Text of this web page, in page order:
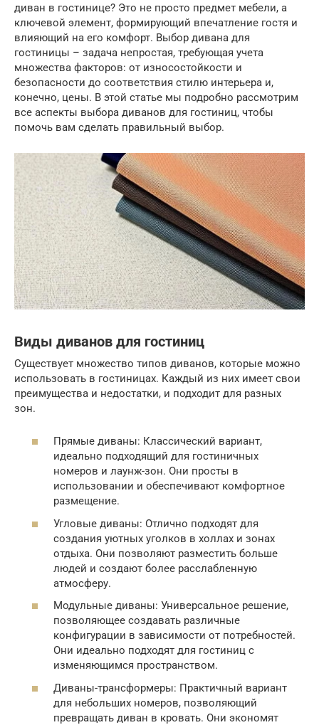
диван в гостинице? Это не просто предмет мебели, а
ключевой элемент, формирующий впечатление гостя и
влияющий на его комфорт. Выбор дивана для
гостиницы – задача непростая, требующая учета
множества факторов: от износостойкости и
безопасности до соответствия стилю интерьера и,
конечно, цены. В этой статье мы подробно рассмотрим
все аспекты выбора диванов для гостиниц, чтобы
помочь вам сделать правильный выбор.
Виды диванов для гостиниц
Существует множество типов диванов, которые можно
использовать в гостиницах. Каждый из них имеет свои
преимущества и недостатки, и подходит для разных
зон.
Прямые диваны: Классический вариант,
идеально подходящий для гостиничных
номеров и лаунж-зон. Они просты в
использовании и обеспечивают комфортное
размещение.
Угловые диваны: Отлично подходят для
создания уютных уголков в холлах и зонах
отдыха. Они позволяют разместить больше
людей и создают более расслабленную
атмосферу.
Модульные диваны: Универсальное решение,
позволяющее создавать различные
конфигурации в зависимости от потребностей.
Они идеально подходят для гостиниц с
изменяющимся пространством.
Диваны-трансформеры: Практичный вариант
для небольших номеров, позволяющий
превращать диван в кровать. Они экономят